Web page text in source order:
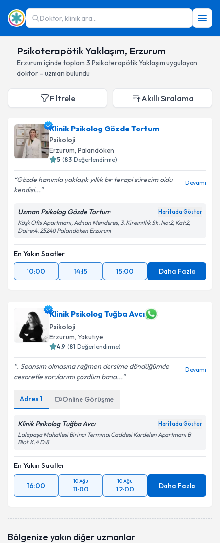
Doktor, klinik ara...
Psikoterapötik Yaklaşım, Erzurum
Erzurum içinde toplam 3 Psikoterapötik Yaklaşım uygulayan
doktor - uzman bulundu
Filtrele Akıllı Sıralama
Klinik Psikolog Gözde Tortum
Psikoloji
Erzurum, Palandöken
5 (83 Değerlendirme)
Gözde hanımla yaklaşık yıllık bir terapi sürecim oldu
kendisi...
Devamı
Uzman Psikolog Gözde Tortum Haritada Göster
Köşk Ofis Apartmanı, Adnan Menderes, 3. Kiremitlik Sk. No:2, Kat:2,
Daire:4, 25240 Palandöken Erzurum
En Yakın Saatler
10:00
14:15 15:00 Daha Fazla
Klinik Psikolog Tuğba Avcı
Psikoloji
Erzurum, Yakutiye
4.9 (81 Değerlendirme)
. Seansım olmasına rağmen dersime döndüğümde
cesaretle sorularımı çözdüm bana...
Devamı
Adres 1 Online Görüşme
Klinik Psikolog Tuğba Avcı Haritada Göster
Lalapaşa Mahallesi Birinci Terminal Caddesi Kardelen Apartmanı B
Blok K:4 D:8
En Yakın Saatler
16:00
10 Ağu
11:00
10 Ağu
12:00 Daha Fazla
Bölgenize yakın diğer uzmanlar